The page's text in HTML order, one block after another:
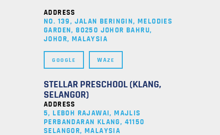
ADDRESS
NO. 139, JALAN BERINGIN, MELODIES
GARDEN, 80250 JOHOR BAHRU,
JOHOR, MALAYSIA
GOOGLE WAZE
STELLAR PRESCHOOL (KLANG,
SELANGOR)
ADDRESS
5, LEBOH RAJAWAI, MAJLIS
PERBANDARAN KLANG, 41150
SELANGOR, MALAYSIA